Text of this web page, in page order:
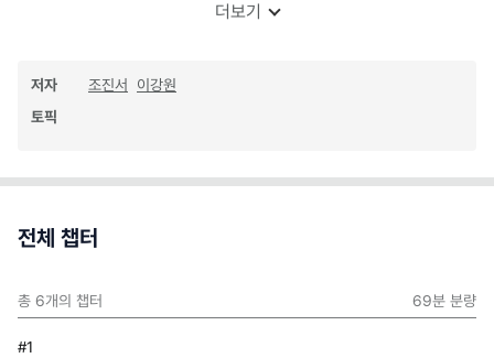
더보기
저자 조진서
이강원
토픽
전체 챕터
총 6개의 챕터 69분 분량
#1